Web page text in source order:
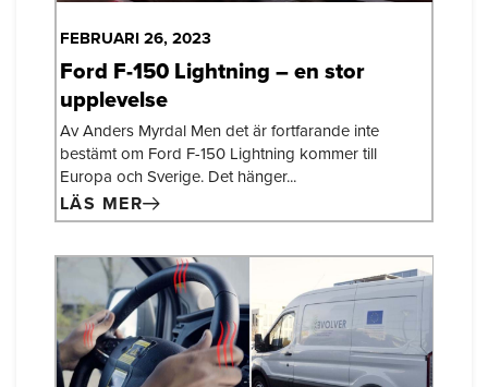
FEBRUARI 26, 2023
Ford F-150 Lightning – en stor
upplevelse
Av Anders Myrdal Men det är fortfarande inte
bestämt om Ford F-150 Lightning kommer till
Europa och Sverige. Det hänger...
LÄS MER